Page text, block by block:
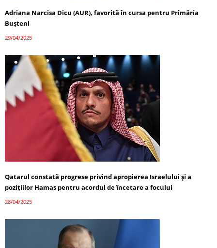
Adriana Narcisa Dicu (AUR), favorită în cursa pentru Primăria
Bușteni
29/04/2025
Qatarul constată progrese privind apropierea Israelului și a
pozițiilor Hamas pentru acordul de încetare a focului
28/04/2025